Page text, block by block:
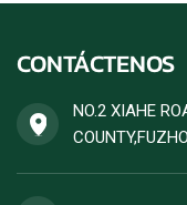
CONTÁCTENOS
NO.2 XIAHE